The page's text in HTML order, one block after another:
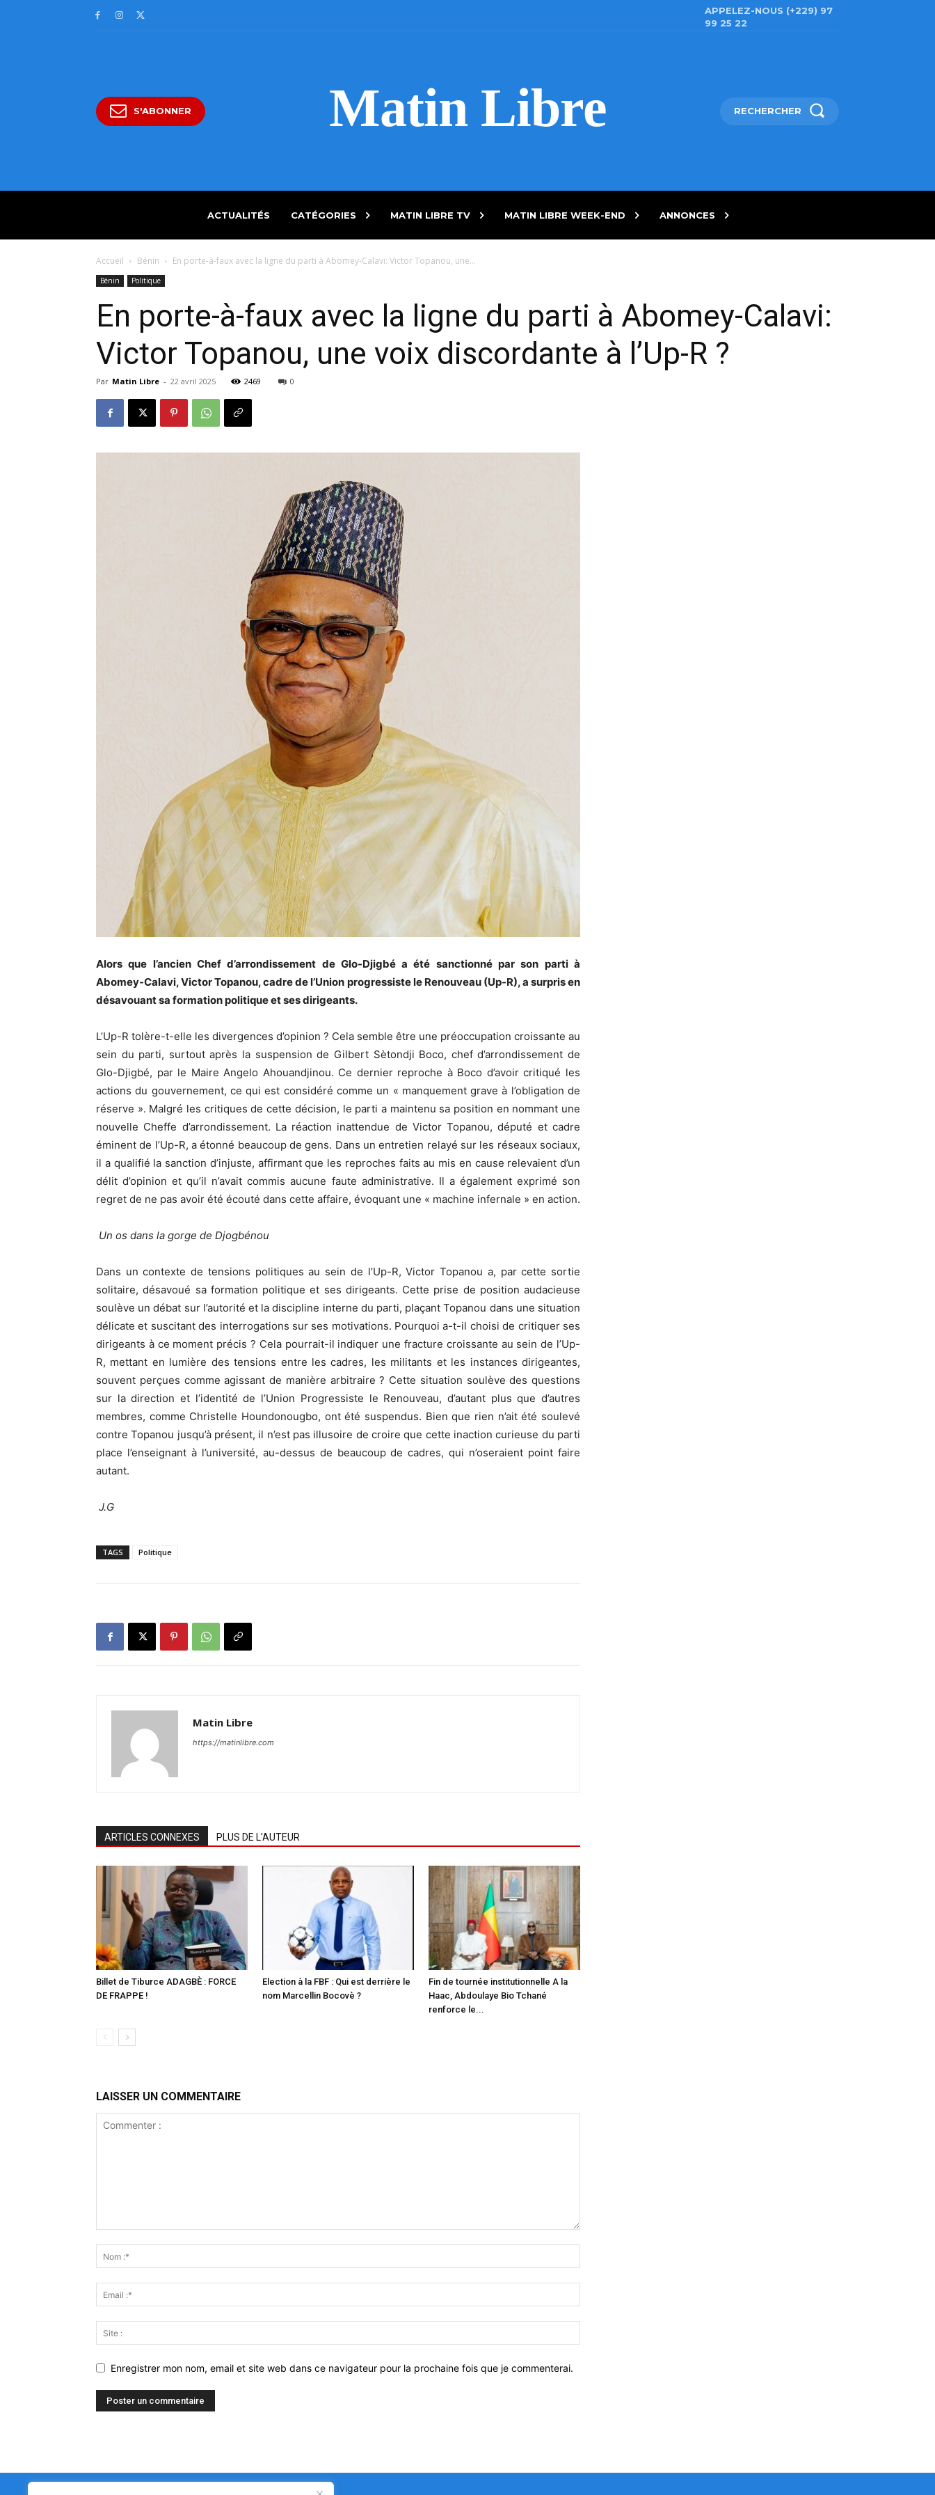
APPELEZ-NOUS (+229) 97
99 25 22
S'ABONNER Matin Libre RECHERCHER
ACTUALITÉS CATÉGORIES MATIN LIBRE TV MATIN LIBRE WEEK-END ANNONCES
Accueil Bénin En porte-à-faux avec la ligne du parti à Abomey-Calavi: Victor Topanou, une...
Bénin Politique
En porte-à-faux avec la ligne du parti à Abomey-Calavi:
Victor Topanou, une voix discordante à l’Up-R ?
Par Matin Libre - 22 avril 2025 2469 0
Alors que l’ancien Chef d’arrondissement de Glo-Djigbé a été sanctionné par son parti à
Abomey-Calavi, Victor Topanou, cadre de l’Union progressiste le Renouveau (Up-R), a surpris en
désavouant sa formation politique et ses dirigeants.
L’Up-R tolère-t-elle les divergences d’opinion ? Cela semble être une préoccupation croissante au
sein du parti, surtout après la suspension de Gilbert Sètondji Boco, chef d’arrondissement de
Glo-Djigbé, par le Maire Angelo Ahouandjinou. Ce dernier reproche à Boco d’avoir critiqué les
actions du gouvernement, ce qui est considéré comme un « manquement grave à l’obligation de
réserve ». Malgré les critiques de cette décision, le parti a maintenu sa position en nommant une
nouvelle Cheffe d’arrondissement. La réaction inattendue de Victor Topanou, député et cadre
éminent de l’Up-R, a étonné beaucoup de gens. Dans un entretien relayé sur les réseaux sociaux,
il a qualifié la sanction d’injuste, affirmant que les reproches faits au mis en cause relevaient d’un
délit d’opinion et qu’il n’avait commis aucune faute administrative. Il a également exprimé son
regret de ne pas avoir été écouté dans cette affaire, évoquant une « machine infernale » en action.
Un os dans la gorge de Djogbénou
Dans un contexte de tensions politiques au sein de l’Up-R, Victor Topanou a, par cette sortie
solitaire, désavoué sa formation politique et ses dirigeants. Cette prise de position audacieuse
soulève un débat sur l’autorité et la discipline interne du parti, plaçant Topanou dans une situation
délicate et suscitant des interrogations sur ses motivations. Pourquoi a-t-il choisi de critiquer ses
dirigeants à ce moment précis ? Cela pourrait-il indiquer une fracture croissante au sein de l’Up-
R, mettant en lumière des tensions entre les cadres, les militants et les instances dirigeantes,
souvent perçues comme agissant de manière arbitraire ? Cette situation soulève des questions
sur la direction et l’identité de l’Union Progressiste le Renouveau, d’autant plus que d’autres
membres, comme Christelle Houndonougbo, ont été suspendus. Bien que rien n’ait été soulevé
contre Topanou jusqu’à présent, il n’est pas illusoire de croire que cette inaction curieuse du parti
place l’enseignant à l’université, au-dessus de beaucoup de cadres, qui n’oseraient point faire
autant.
J.G
TAGS Politique
Matin Libre
https://matinlibre.com
ARTICLES CONNEXES PLUS DE L'AUTEUR
Billet de Tiburce ADAGBÈ : FORCE
DE FRAPPE !
Election à la FBF : Qui est derrière le
nom Marcellin Bocovè ?
Fin de tournée institutionnelle A la
Haac, Abdoulaye Bio Tchané
renforce le...
LAISSER UN COMMENTAIRE
Enregistrer mon nom, email et site web dans ce navigateur pour la prochaine fois que je commenterai.